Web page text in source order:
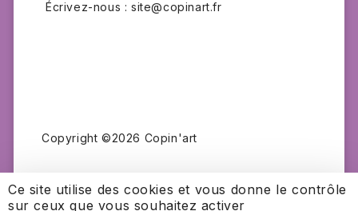
Écrivez-nous :site@copinart.fr
Copyright ©2026 Copin'art
Ce site utilise des cookies et vous donne le contrôle
sur ceux que vous souhaitez activer